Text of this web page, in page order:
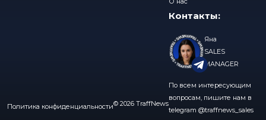
Политика конфиденциальности© 2026 TraffNews
Контакты:
Яна
SALES
MANAGER
По всем интересующим
вопросам, пишите нам в
telegram @traffnews_sales